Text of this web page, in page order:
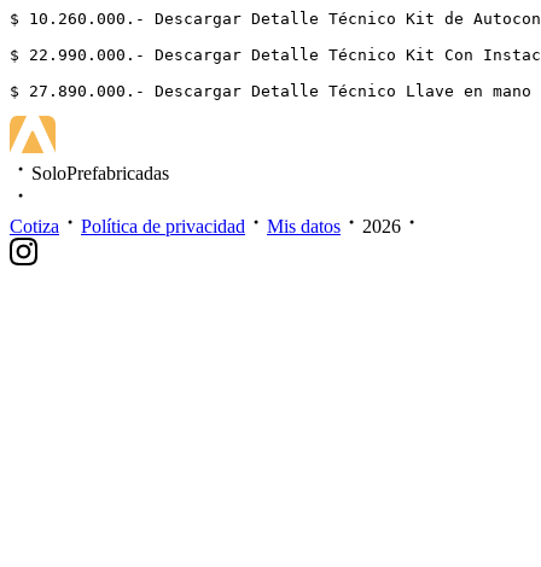
$ 10.260.000.- Descargar Detalle Técnico Kit de
$ 22.990.000.- Descargar Detalle Técnico Kit Con
$ 27.890.000.- Descargar Detalle Técnico Llave en mano
SoloPrefabricadas
Cotiza Política de privacidad Mis datos 2026